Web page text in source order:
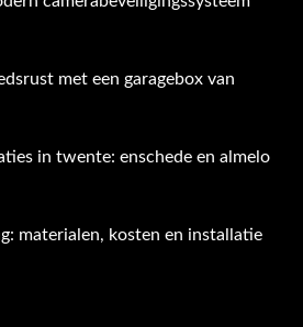
met een garagebox van
in twente: enschede en almelo
materialen, kosten en installatie